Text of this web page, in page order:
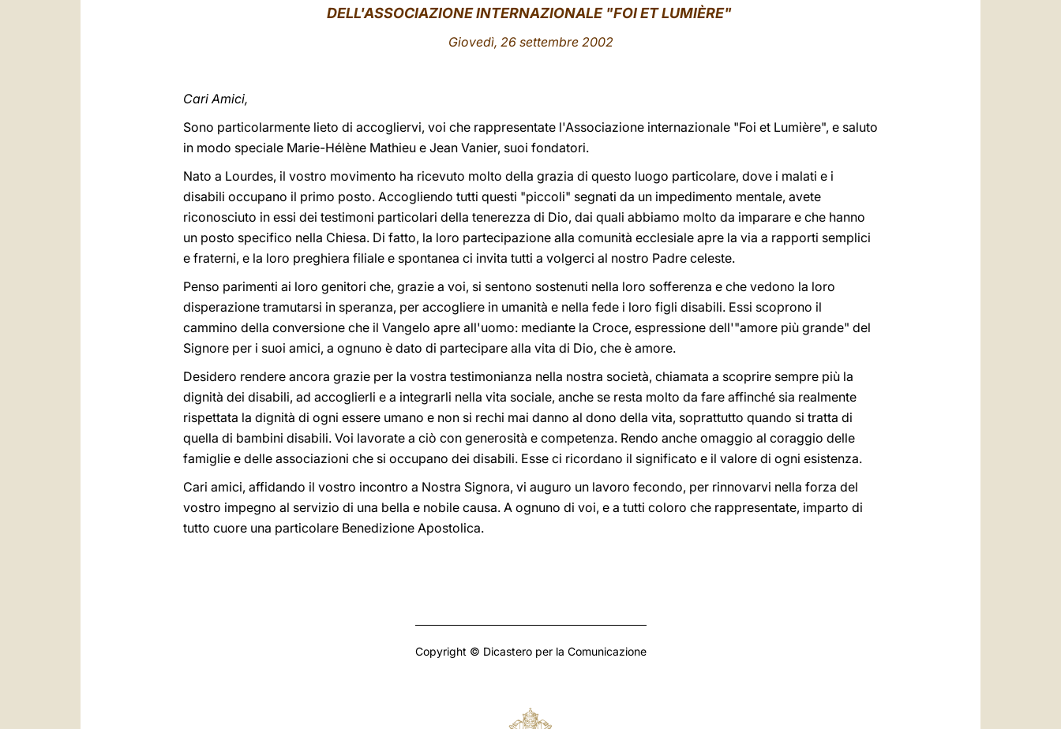
DELL'ASSOCIAZIONE INTERNAZIONALE "FOI ET LUMIÈRE"
Giovedì, 26 settembre 2002
Cari Amici,
Sono particolarmente lieto di accogliervi, voi che rappresentate l'Associazione internazionale "Foi et Lumière", e saluto
in modo speciale Marie-Hélène Mathieu e Jean Vanier, suoi fondatori.
Nato a Lourdes, il vostro movimento ha ricevuto molto della grazia di questo luogo particolare, dove i malati e i
disabili occupano il primo posto. Accogliendo tutti questi "piccoli" segnati da un impedimento mentale, avete
riconosciuto in essi dei testimoni particolari della tenerezza di Dio, dai quali abbiamo molto da imparare e che hanno
un posto specifico nella Chiesa. Di fatto, la loro partecipazione alla comunità ecclesiale apre la via a rapporti semplici
e fraterni, e la loro preghiera filiale e spontanea ci invita tutti a volgerci al nostro Padre celeste.
Penso parimenti ai loro genitori che, grazie a voi, si sentono sostenuti nella loro sofferenza e che vedono la loro
disperazione tramutarsi in speranza, per accogliere in umanità e nella fede i loro figli disabili. Essi scoprono il
cammino della conversione che il Vangelo apre all'uomo: mediante la Croce, espressione dell'"amore più grande" del
Signore per i suoi amici, a ognuno è dato di partecipare alla vita di Dio, che è amore.
Desidero rendere ancora grazie per la vostra testimonianza nella nostra società, chiamata a scoprire sempre più la
dignità dei disabili, ad accoglierli e a integrarli nella vita sociale, anche se resta molto da fare affinché sia realmente
rispettata la dignità di ogni essere umano e non si rechi mai danno al dono della vita, soprattutto quando si tratta di
quella di bambini disabili. Voi lavorate a ciò con generosità e competenza. Rendo anche omaggio al coraggio delle
famiglie e delle associazioni che si occupano dei disabili. Esse ci ricordano il significato e il valore di ogni esistenza.
Cari amici, affidando il vostro incontro a Nostra Signora, vi auguro un lavoro fecondo, per rinnovarvi nella forza del
vostro impegno al servizio di una bella e nobile causa. A ognuno di voi, e a tutti coloro che rappresentate, imparto di
tutto cuore una particolare Benedizione Apostolica.
Copyright © Dicastero per la Comunicazione